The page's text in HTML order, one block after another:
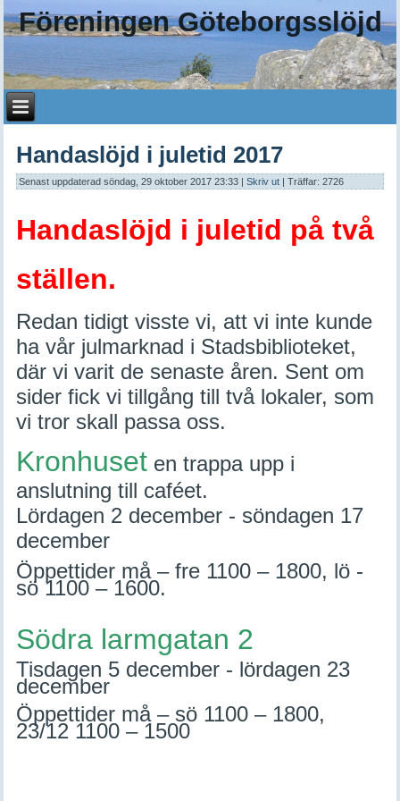
Föreningen Göteborgsslöjd
Handaslöjd i juletid 2017
Senast uppdaterad söndag, 29 oktober 2017 23:33 |Skriv ut | Träffar: 2726
Handaslöjd i juletid på två
ställen.
Redan tidigt visste vi, att vi inte kunde
ha vår julmarknad i Stadsbiblioteket,
där vi varit de senaste åren. Sent om
sider fick vi tillgång till två lokaler, som
vi tror skall passa oss.
Kronhuset en trappa upp i
anslutning till caféet.
Lördagen 2 december - söndagen 17
december
Öppettider må – fre 1100 – 1800, lö -
sö 1100 – 1600.
Södra larmgatan 2
Tisdagen 5 december - lördagen 23
december
Öppettider må – sö 1100 – 1800,
23/12 1100 – 1500